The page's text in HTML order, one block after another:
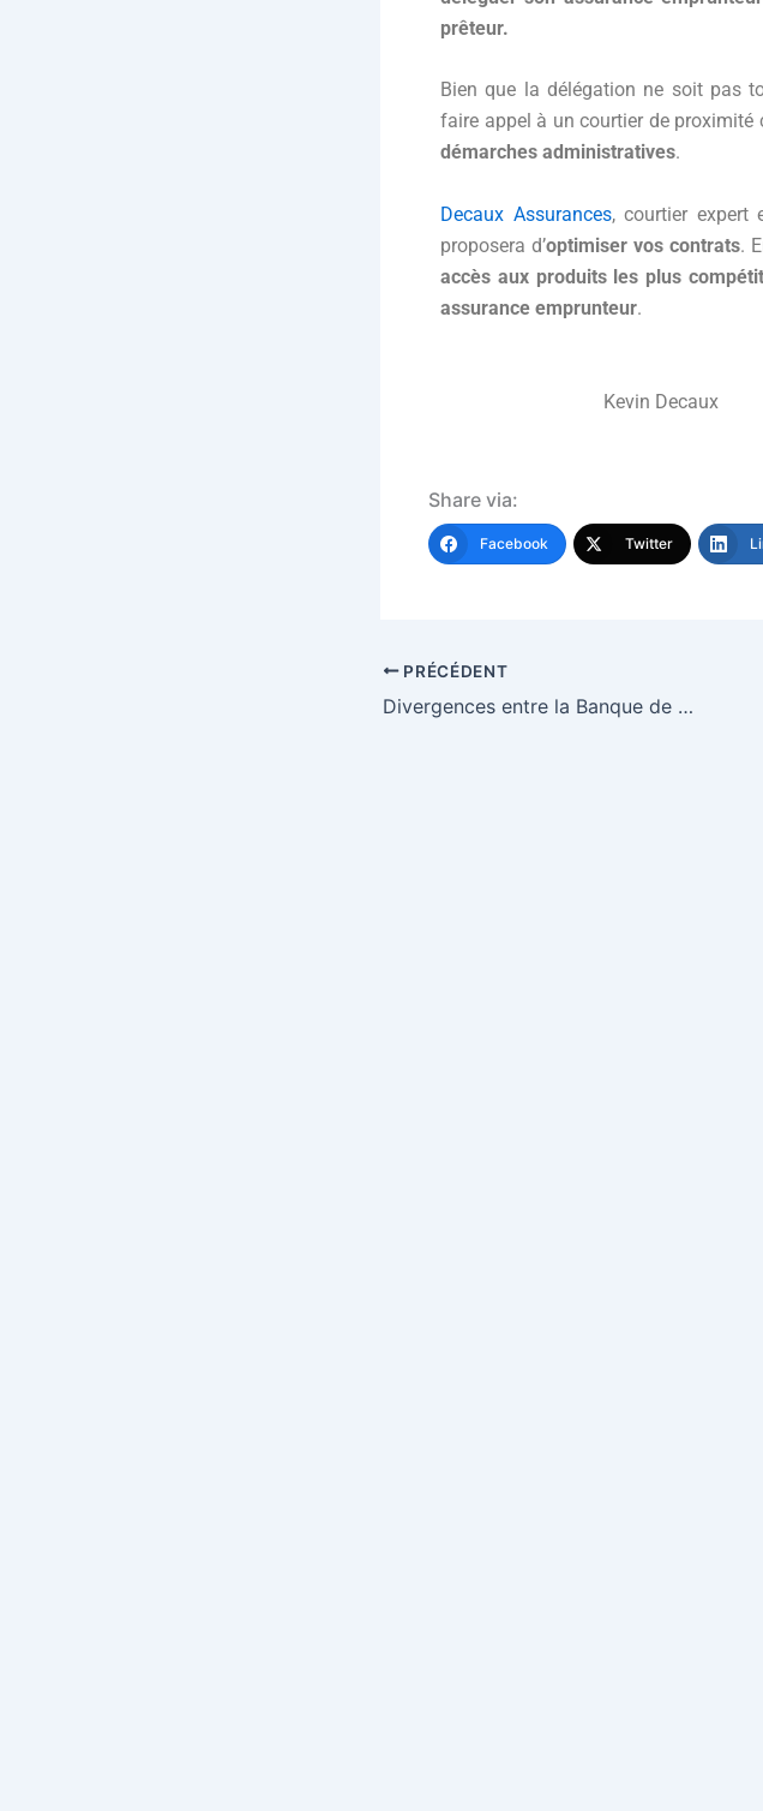
prêteur.
Bien que la délégation ne soit pas
faire appel à un courtier de
démarches administratives.
Decaux Assurances, courtier expert
proposera d’optimiser vos contrats.
accès aux produits les plus
assurance emprunteur.
Kevin Decaux
Share via:
Facebook Twitter
PRÉCÉDENT
Divergences entre la Banque de France et les courtiers en crédit immobilier sur le taux d’usure